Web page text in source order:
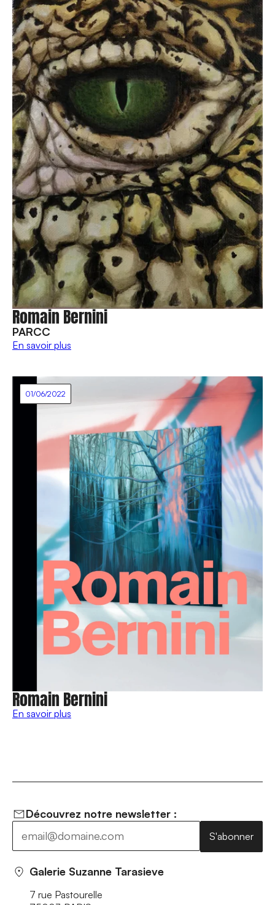
Romain Bernini
PARCC
En savoir plus
01/06/2022
Romain Bernini
En savoir plus
Galerie Suzanne Tarasieve
7 rue Pastourelle
Découvrez notre newsletter :
S'abonner